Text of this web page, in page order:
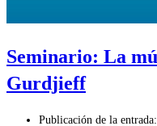
Seminario: La
Gurdjieff
Publicación de la entrada: